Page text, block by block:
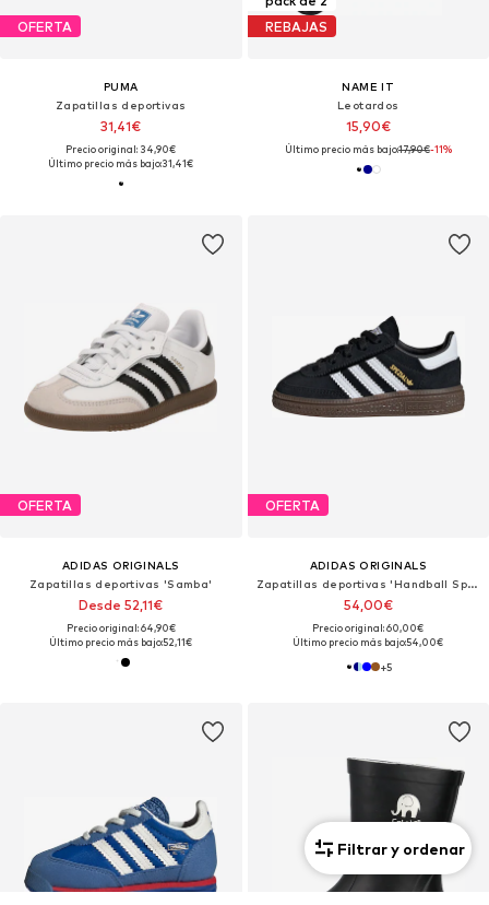
OFERTA
PUMA
Zapatillas deportivas
31,41€
Precio original: 34,90€
Último precio más bajo:31,41€
REBAJAS
NAME IT
Leotardos
15,90€
Último precio más bajo:17,90€-11%
OFERTA
ADIDAS ORIGINALS
Zapatillas deportivas 'Samba'
Desde 52,11€
Precio original: 64,90€
Último precio más bajo:52,11€
OFERTA
ADIDAS ORIGINALS
Zapatillas deportivas 'Handball Spezial'
54,00€
Precio original: 60,00€
Último precio más bajo:54,00€
+5
Filtrar y ordenar